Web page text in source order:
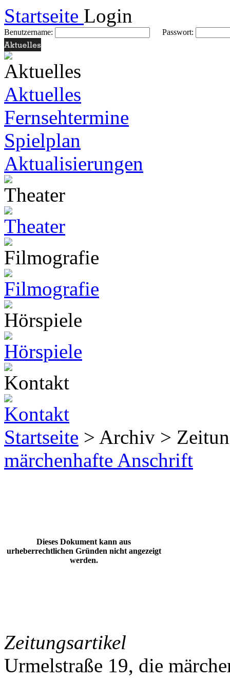
Startseite Login
Benutzername: Passwort:
Aktuelles
Fernsehtermine
Spielplan
Aktualisierungen
Startseite > Archiv >
märchenhafte Anschrift
Dieses Dokument kann aus
urheberrechtlichen Gründen nicht angezeigt
werden.
Zeitungsartikel
Urmelstraße 19, die